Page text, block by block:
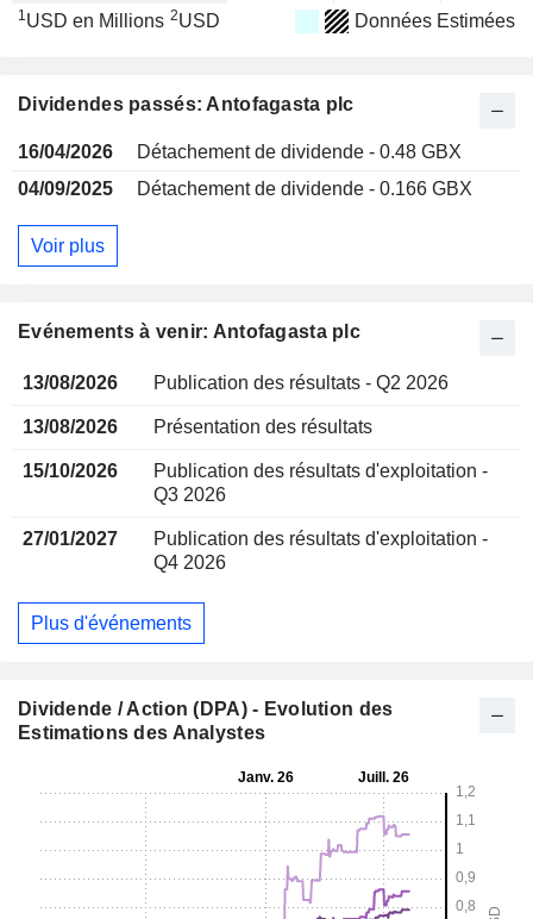
1USD en Millions 2USD Données Estimées
Dividendes passés: Antofagasta plc
16/04/2026
Détachement de dividende - 0.48 GBX
04/09/2025
Détachement de dividende - 0.166 GBX
Voir plus
Evénements à venir: Antofagasta plc
13/08/2026 Publication des résultats - Q2 2026
13/08/2026 Présentation des résultats
15/10/2026
Publication des résultats d'exploitation -
Q3 2026
27/01/2027
Publication des résultats d'exploitation -
Q4 2026
Plus d'événements
Dividende / Action (DPA) - Evolution des
Estimations des Analystes